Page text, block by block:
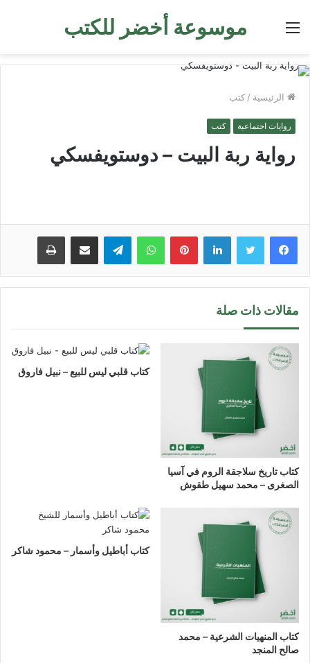
موسوعة أخضر للكتب القائمة
الرئيسية / كتب
روايات اجتماعية كتب
رواية ربة البيت – دوستويفسكي
لينكدإن بينتيريستواتساب تيلقرام مشاركة عبر البريد طباعة
مقالات ذات صلة
كتاب تاريخ سلاجقة الروم في آسيا
الصغرى – محمد سهيل طقوش
كتاب قلبي ليس للبيع – نبيل فاروق
كتاب المنهيات الشرعية – محمد
صالح المنجد
كتاب أباطيل وأسمار – محمود شاكر